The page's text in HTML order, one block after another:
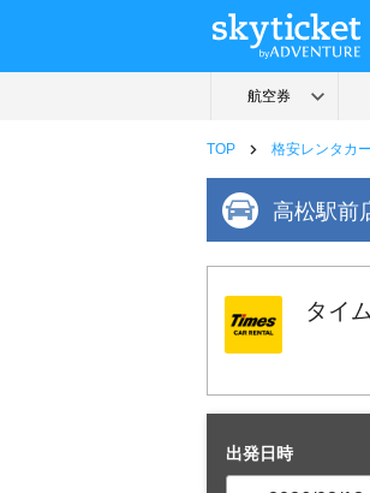
TOP 格安レンタカ
高松駅前
タイ
出発日時